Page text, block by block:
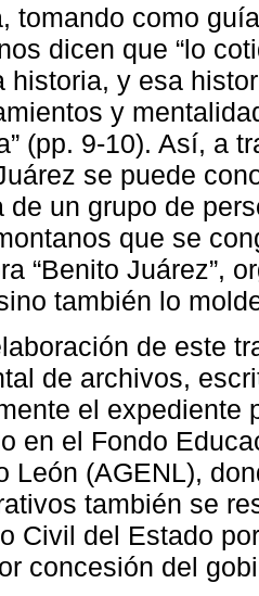
tomando como
dicen que “lo
historia, y esa
y
(pp. 9-10). Así, a
se puede
de un grupo de
que se
“Benito Juárez”,
también lo
de este
de archivos,
el expediente
en el Fondo
León (AGENL),
también se
Civil del Estado
concesión del